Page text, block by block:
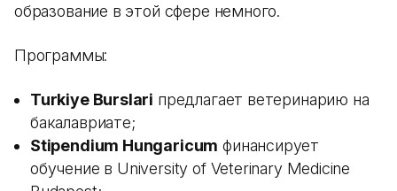
образование в этой сфере немного.
Программы:
Turkiye Burslari предлагает ветеринарию на
бакалавриате;
Stipendium Hungaricum финансирует
обучение в University of Veterinary Medicine